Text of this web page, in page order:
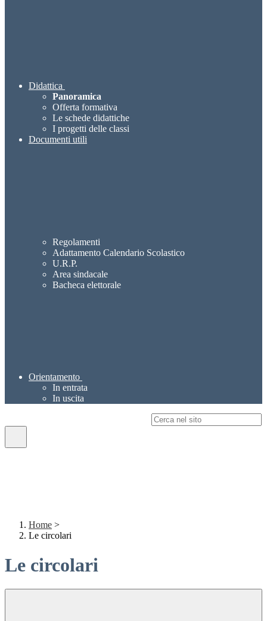
Didattica
Panoramica
Offerta formativa
Le schede didattiche
I progetti delle classi
Documenti utili
Regolamenti
Adattamento Calendario Scolastico
U.R.P.
Area sindacale
Bacheca elettorale
Orientamento
In entrata
In uscita
Home >
Le circolari
Le circolari